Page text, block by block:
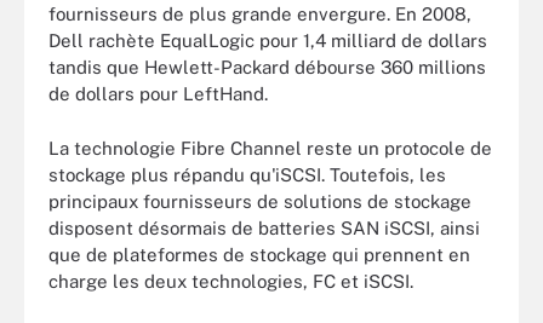
fournisseurs de plus grande envergure. En 2008,
Dell rachète EqualLogic pour 1,4 milliard de dollars
tandis que Hewlett-Packard débourse 360 millions
de dollars pour LeftHand.
La technologie Fibre Channel reste un protocole de
stockage plus répandu qu'iSCSI. Toutefois, les
principaux fournisseurs de solutions de stockage
disposent désormais de batteries SAN iSCSI, ainsi
que de plateformes de stockage qui prennent en
charge les deux technologies, FC et iSCSI.